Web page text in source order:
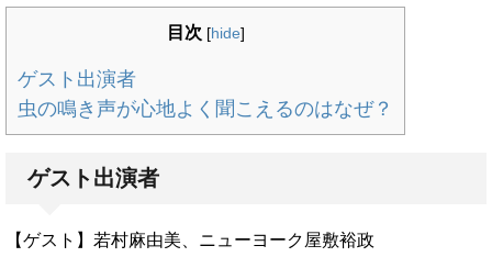
目次 [hide]
ゲスト出演者
虫の鳴き声が心地よく聞こえるのはなぜ？
ゲスト出演者
【ゲスト】若村麻由美、ニューヨーク屋敷裕政